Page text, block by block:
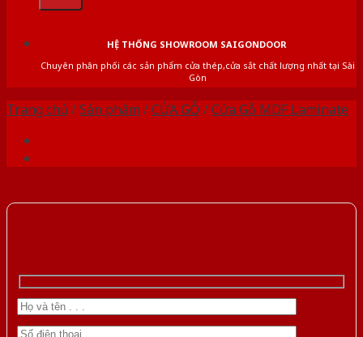
HỆ THỐNG SHOWROOM SAIGONDOOR
Chuyên phân phối các sản phẩm cửa thép,cửa sắt chất lượng nhất tại Sài
Gòn
Trang chủ /Sản phẩm /CỬA GỖ /Cửa Gỗ MDF Laminate